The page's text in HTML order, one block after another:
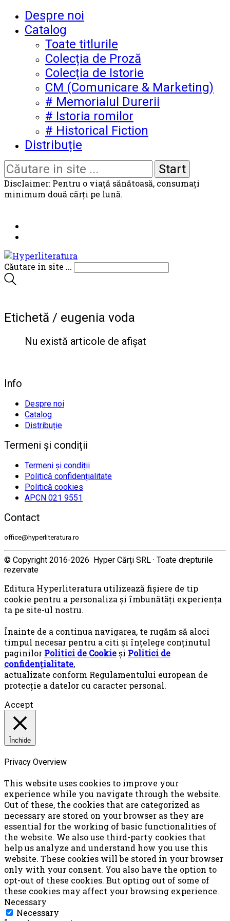
Despre noi
Catalog
Toate titlurile
Colecția de Proză
Colecția de Istorie
CM (Comunicare & Marketing)
# Memorialul Durerii
# Istoria romilor
# Historical Fiction
Distribuție
Disclaimer: Pentru o viață sănătoasă, consumați
minimum două cărți pe lună.
Căutare in site ...
Etichetă / eugenia voda
Nu există articole de afișat
Info
Despre noi
Catalog
Distribuție
Termeni și condiții
Termeni și condiții
Politică confidențialitate
Politică cookies
APCN 021 9551
Contact
office@hyperliteratura.ro
© Copyright 2016-2026 Hyper Cărți SRL · Toate drepturile
rezervate
Editura Hyperliteratura utilizează fişiere de tip
cookie pentru a personaliza și îmbunătăți experiența
ta pe site-ul nostru.
Înainte de a continua navigarea, te rugăm să aloci
timpul necesar pentru a citi și înțelege conținutul
paginilor Politici de Cookieși Politici de
confidențialitate,
actualizate conform Regulamentului european de
protecţie a datelor cu caracter personal.
Accept
Închide
Privacy Overview
This website uses cookies to improve your
experience while you navigate through the website.
Out of these, the cookies that are categorized as
necessary are stored on your browser as they are
essential for the working of basic functionalities of
the website. We also use third-party cookies that
help us analyze and understand how you use this
website. These cookies will be stored in your browser
only with your consent. You also have the option to
opt-out of these cookies. But opting out of some of
these cookies may affect your browsing experience.
Necessary
Necessary